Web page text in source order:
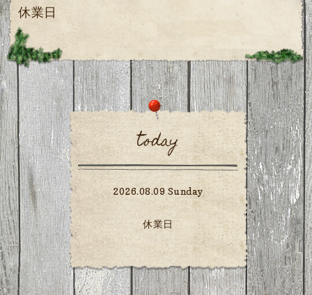
休業日
today
2026.08.09 Sunday
休業日